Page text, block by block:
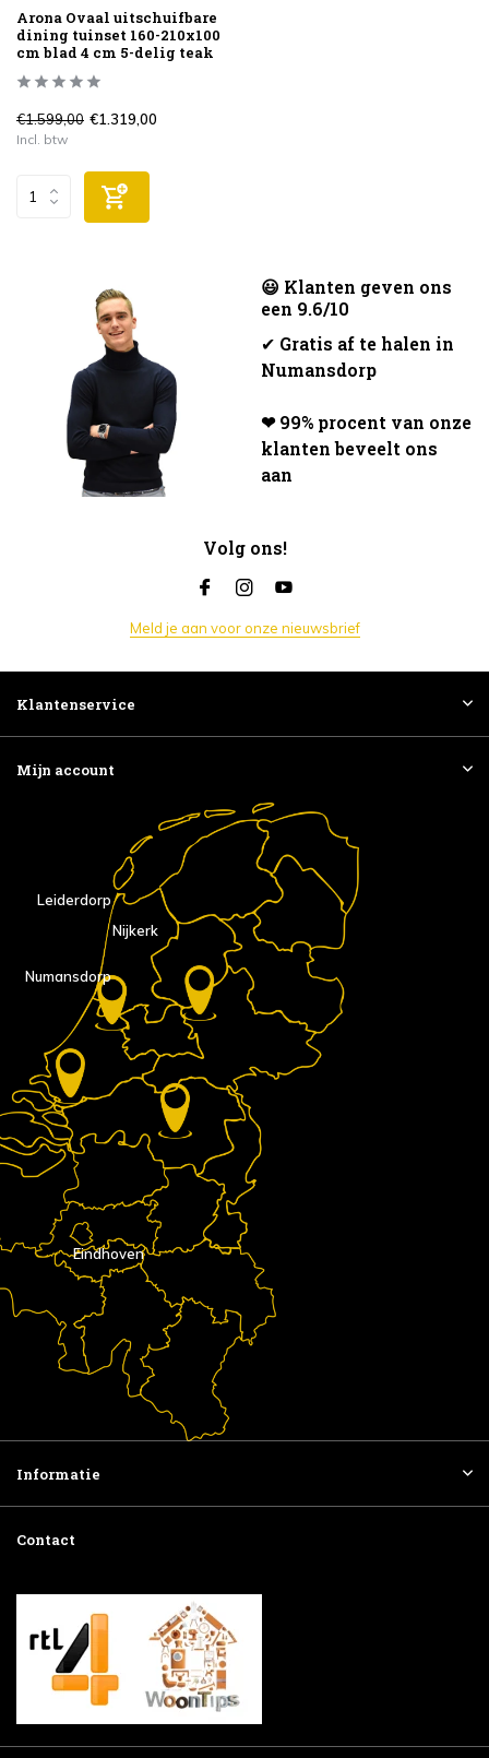
Arona Ovaal uitschuifbare
dining tuinset 160-210x100
cm blad 4 cm 5-delig teak
€1.599,00 €1.319,00
Incl. btw
😃 Klanten geven ons
een 9.6/10
✔ Gratis af te halen in
Numansdorp
❤ 99% procent van onze
klanten beveelt ons
aan
Volg ons!
Meld je aan voor onze nieuwsbrief
Klantenservice
Mijn account
Eindhoven
Nijkerk
Numansdorp
Leiderdorp
Informatie
Contact